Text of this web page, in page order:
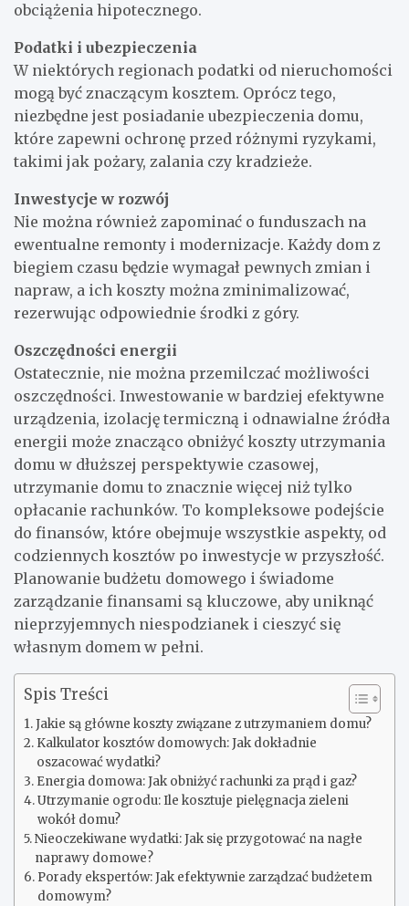
obciążenia hipotecznego.
Podatki i ubezpieczenia
W niektórych regionach podatki od nieruchomości
mogą być znaczącym kosztem. Oprócz tego,
niezbędne jest posiadanie ubezpieczenia domu,
które zapewni ochronę przed różnymi ryzykami,
takimi jak pożary, zalania czy kradzieże.
Inwestycje w rozwój
Nie można również zapominać o funduszach na
ewentualne remonty i modernizacje. Każdy dom z
biegiem czasu będzie wymagał pewnych zmian i
napraw, a ich koszty można zminimalizować,
rezerwując odpowiednie środki z góry.
Oszczędności energii
Ostatecznie, nie można przemilczać możliwości
oszczędności. Inwestowanie w bardziej efektywne
urządzenia, izolację termiczną i odnawialne źródła
energii może znacząco obniżyć koszty utrzymania
domu w dłuższej perspektywie czasowej,
utrzymanie domu to znacznie więcej niż tylko
opłacanie rachunków. To kompleksowe podejście
do finansów, które obejmuje wszystkie aspekty, od
codziennych kosztów po inwestycje w przyszłość.
Planowanie budżetu domowego i świadome
zarządzanie finansami są kluczowe, aby uniknąć
nieprzyjemnych niespodzianek i cieszyć się
własnym domem w pełni.
Spis Treści
Jakie są główne koszty związane z utrzymaniem domu?
Kalkulator kosztów domowych: Jak dokładnie
oszacować wydatki?
Energia domowa: Jak obniżyć rachunki za prąd i gaz?
Utrzymanie ogrodu: Ile kosztuje pielęgnacja zieleni
wokół domu?
Nieoczekiwane wydatki: Jak się przygotować na nagłe
naprawy domowe?
Porady ekspertów: Jak efektywnie zarządzać budżetem
domowym?